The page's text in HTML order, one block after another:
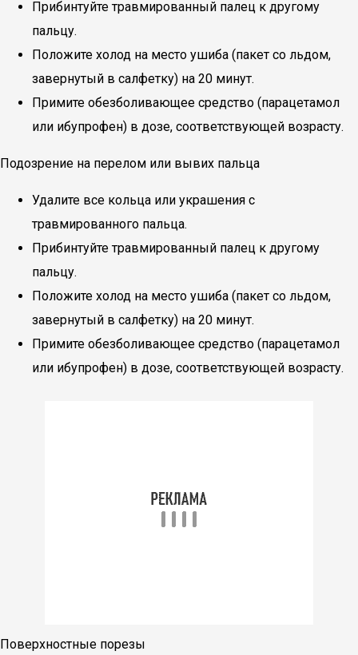
Прибинтуйте травмированный палец к другому
пальцу.
Положите холод на место ушиба (пакет со льдом,
завернутый в салфетку) на 20 минут.
Примите обезболивающее средство (парацетамол
или ибупрофен) в дозе, соответствующей возрасту.
Подозрение на перелом или вывих пальца
Удалите все кольца или украшения с
травмированного пальца.
Прибинтуйте травмированный палец к другому
пальцу.
Положите холод на место ушиба (пакет со льдом,
завернутый в салфетку) на 20 минут.
Примите обезболивающее средство (парацетамол
или ибупрофен) в дозе, соответствующей возрасту.
Поверхностные порезы